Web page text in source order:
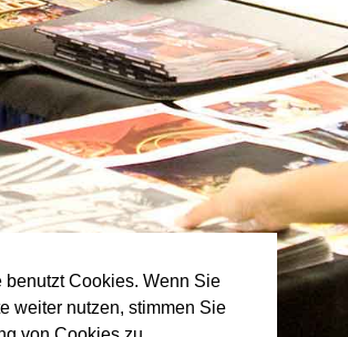
benutzt Cookies. Wenn Sie
weiter nutzen, stimmen Sie